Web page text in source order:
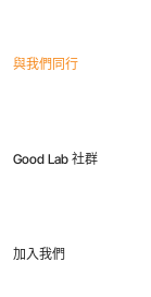
與我們同行
Good Lab 社群
加入我們